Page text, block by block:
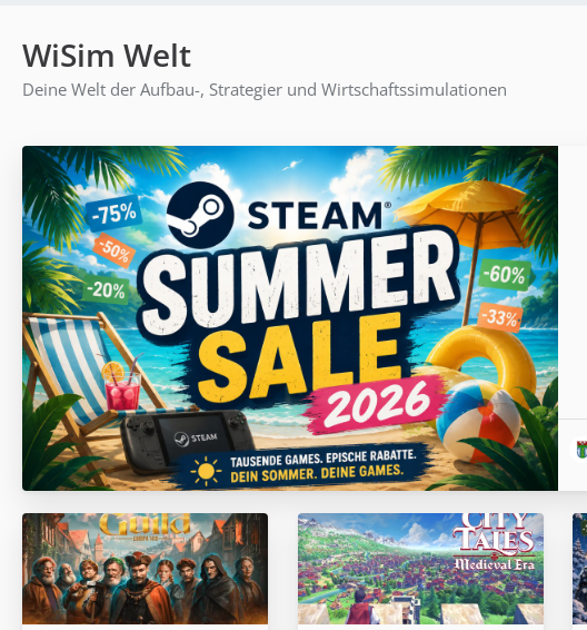
WiSim Welt
Deine Welt der Aufbau-, Strategier und Wirtschaftssimulationen